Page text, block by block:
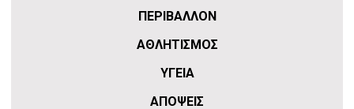
ΠΕΡΙΒΑΛΛΟΝ
ΑΘΛΗΤΙΣΜΌΣ
ΥΓΕΙΑ
ΑΠΟΨΕΙΣ